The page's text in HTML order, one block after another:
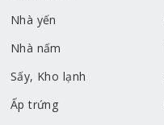
Nhà yến
Nhà nấm
Sấy, Kho lạnh
Ấp trứng